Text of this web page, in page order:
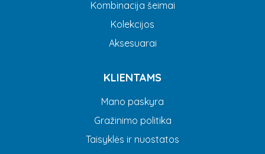
Kombinacija šeimai
Kolekcijos
Aksesuarai
KLIENTAMS
Mano paskyra
Gražinimo politika
Taisyklės ir nuostatos